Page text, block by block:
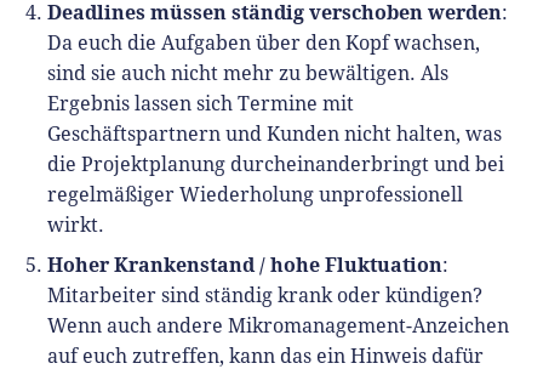
Deadlines müssen ständig verschoben werden:
Da euch die Aufgaben über den Kopf wachsen,
sind sie auch nicht mehr zu bewältigen. Als
Ergebnis lassen sich Termine mit
Geschäftspartnern und Kunden nicht halten, was
die Projektplanung durcheinanderbringt und bei
regelmäßiger Wiederholung unprofessionell
wirkt.
Hoher Krankenstand / hohe Fluktuation:
Mitarbeiter sind ständig krank oder kündigen?
Wenn auch andere Mikromanagement-Anzeichen
auf euch zutreffen, kann das ein Hinweis dafür